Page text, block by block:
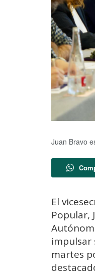
Juan Bravo
El
Popular,
impulsar
martes